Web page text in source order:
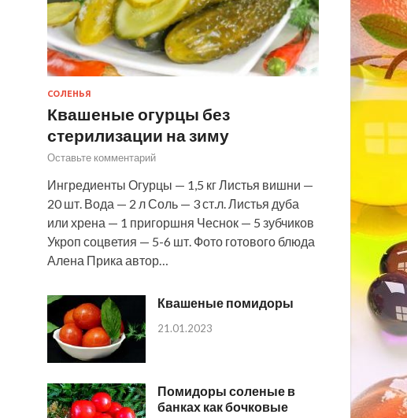
СОЛЕНЬЯ
Квашеные огурцы без
стерилизации на зиму
Оставьте комментарий
Ингредиенты Огурцы — 1,5 кг Листья вишни —
20 шт. Вода — 2 л Соль — 3 ст.л. Листья дуба
или хрена — 1 пригоршня Чеснок — 5 зубчиков
Укроп соцветия — 5-6 шт. Фото готового блюда
Алена Прика автор…
Квашеные помидоры
21.01.2023
Помидоры соленые в
банках как бочковые